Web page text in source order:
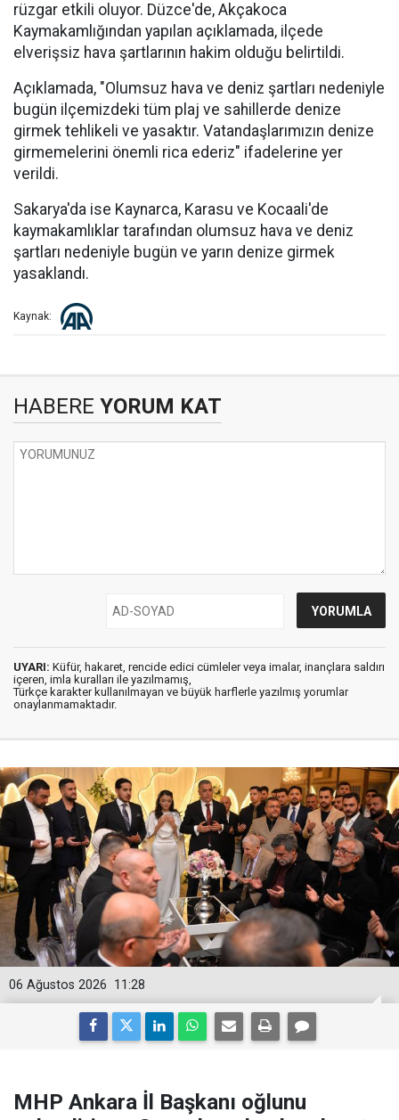
rüzgar etkili oluyor. Düzce'de, Akçakoca
Kaymakamlığından yapılan açıklamada, ilçede
elverişsiz hava şartlarının hakim olduğu belirtildi.
Açıklamada, "Olumsuz hava ve deniz şartları nedeniyle
bugün ilçemizdeki tüm plaj ve sahillerde denize
girmek tehlikeli ve yasaktır. Vatandaşlarımızın denize
girmemelerini önemli rica ederiz" ifadelerine yer
verildi.
Sakarya'da ise Kaynarca, Karasu ve Kocaali'de
kaymakamlıklar tarafından olumsuz hava ve deniz
şartları nedeniyle bugün ve yarın denize girmek
yasaklandı.
Kaynak:
HABERE YORUM KAT
UYARI: Küfür, hakaret, rencide edici cümleler veya imalar, inançlara saldırı
içeren, imla kuralları ile yazılmamış,
Türkçe karakter kullanılmayan ve büyük harflerle yazılmış yorumlar
onaylanmamaktadır.
11:28
06 Ağustos 2026
MHP Ankara İl Başkanı oğlunu